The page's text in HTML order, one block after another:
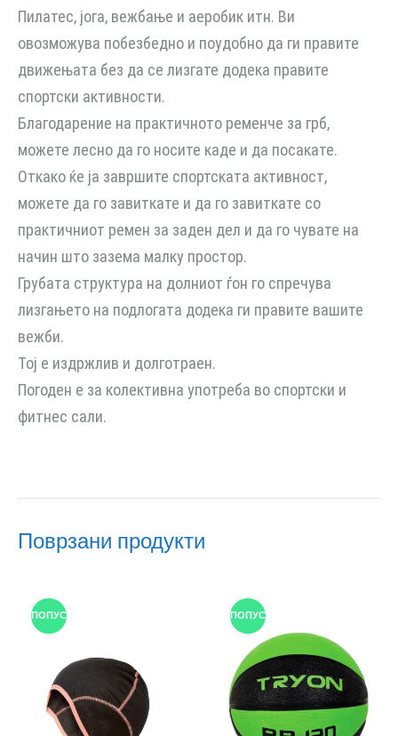
Пилатес, јога, вежбање и аеробик итн. Ви
овозможува побезбедно и поудобно да ги правите
движењата без да се лизгате додека правите
спортски активности.
Благодарение на практичното ременче за грб,
можете лесно да го носите каде и да посакате.
Откако ќе ја завршите спортската активност,
можете да го завиткате и да го завиткате со
практичниот ремен за заден дел и да го чувате на
начин што зазема малку простор.
Грубата структура на долниот ѓон го спречува
лизгањето на подлогата додека ги правите вашите
вежби.
Тој е издржлив и долготраен.
Погоден е за колективна употреба во спортски и
фитнес сали.
Поврзани продукти
ПОПУСТ ПОПУСТ